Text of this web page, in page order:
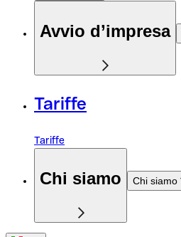
Avvio d’impresa
Tariffe
Tariffe
Chi siamo Chi siamo